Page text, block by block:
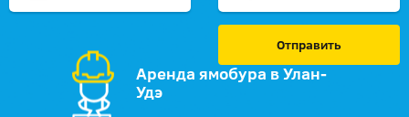
Отправить
Аренда ямобура в Улан-
Удэ